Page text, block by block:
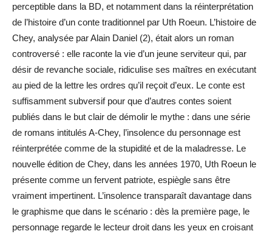
perceptible dans la BD, et notamment dans la réinterprétation
de l’histoire d’un conte traditionnel par Uth Roeun. L’histoire de
Chey, analysée par Alain Daniel (2), était alors un roman
controversé : elle raconte la vie d’un jeune serviteur qui, par
désir de revanche sociale, ridiculise ses maîtres en exécutant
au pied de la lettre les ordres qu’il reçoit d’eux. Le conte est
suffisamment subversif pour que d’autres contes soient
publiés dans le but clair de démolir le mythe : dans une série
de romans intitulés A-Chey, l’insolence du personnage est
réinterprétée comme de la stupidité et de la maladresse. Le
nouvelle édition de Chey, dans les années 1970, Uth Roeun le
présente comme un fervent patriote, espiègle sans être
vraiment impertinent. L’insolence transparaît davantage dans
le graphisme que dans le scénario : dès la première page, le
personnage regarde le lecteur droit dans les yeux en croisant